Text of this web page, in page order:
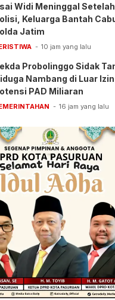
Widi Meninggal
Keluarga Bantah
Jatim
10 jam yang lalu
Probolinggo Sidak
Nambang di Luar
PAD Miliaran
16 jam yang lalu